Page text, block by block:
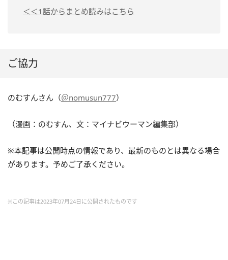
＜＜1話からまとめ読みはこちら
ご協力
のむすんさん（＠nomusun777）
（漫画：のむすん、文：マイナビウーマン編集部）
※本記事は公開時点の情報であり、最新のものとは異なる場合
があります。予めご了承ください。
※この記事は2023年07月24日に公開されたものです